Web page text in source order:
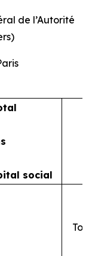
de l’Autorité
social